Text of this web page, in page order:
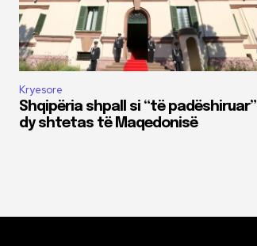
Kryesore
Shqipëria shpall si “të padëshiruar”
dy shtetas të Maqedonisë